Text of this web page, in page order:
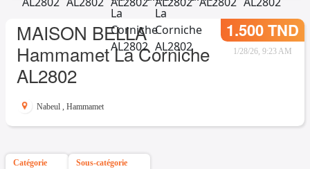
MAISON BELLA
Hammamet La Corniche
AL2802
1.500 TND
1/28/26, 9:23 AM
Nabeul , Hammamet
Catégorie Sous-catégorie